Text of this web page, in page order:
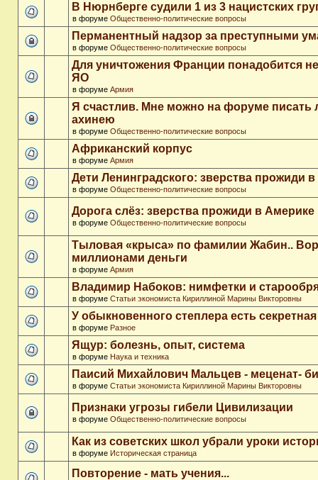
В Нюрнберге судили 1 из 3 нацистских
в форуме Общественно-политические вопросы
Перманентный надзор за преступными
в форуме Общественно-политические вопросы
Для уничтожения Франции понадобится
ЯО
в форуме Армия
Я счастлив. Мне можно на форуме
ахинею
в форуме Общественно-политические вопросы
Африканский корпус
в форуме Армия
Дети Ленинградского: зверства прожиди
в форуме Общественно-политические вопросы
Дорога слёз: зверства прожиди в Америке
в форуме Общественно-политические вопросы
Тыловая «крыса» по фамилии Жабин..
миллионами деньги
в форуме Армия
Владимир Набоков: нимфетки и
в форуме Статьи экономиста Кириллиной Марины Викторовны
У обыкновенного степлера есть
в форуме Разное
Ящур: болезнь, опыт, система
в форуме Наука и техника
Паисий Михайлович Мальцев - меценат-
в форуме Статьи экономиста Кириллиной Марины Викторовны
Признаки угрозы гибели Цивилизации
в форуме Общественно-политические вопросы
Как из советских школ убрали уроки
в форуме Историческая страница
Повторение - мать учения...